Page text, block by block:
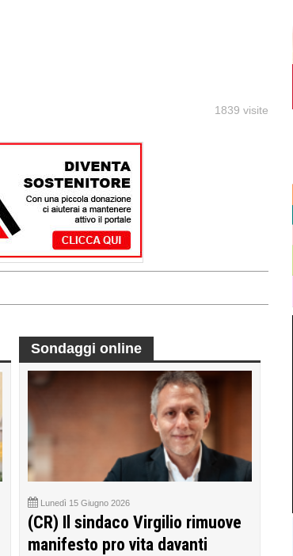
1839 visite
Sondaggi online
Lunedì 15 Giugno 2026
(CR) Il sindaco Virgilio rimuove
manifesto pro vita davanti